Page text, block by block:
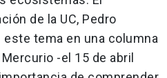
de la UC, Pedro
tema en una columna
-el 15 de abril